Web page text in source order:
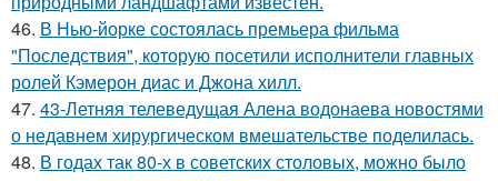
46. В Нью-йорке состоялась премьера фильма
"Последствия", которую посетили исполнители главных
ролей Кэмерон диас и Джона хилл.
47. 43-Летняя телеведущая Алена водонаева новостями
о недавнем хирургическом вмешательстве поделилась.
48. В годах так 80-х в советских столовых, можно было